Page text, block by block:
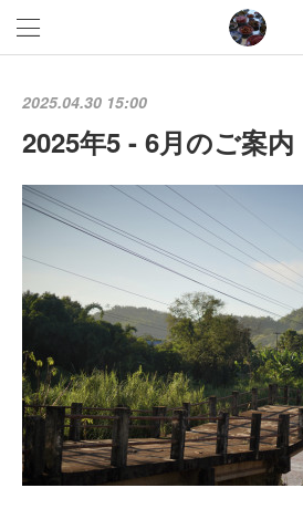
2025.04.30 15:00
2025年5 - 6月のご案内